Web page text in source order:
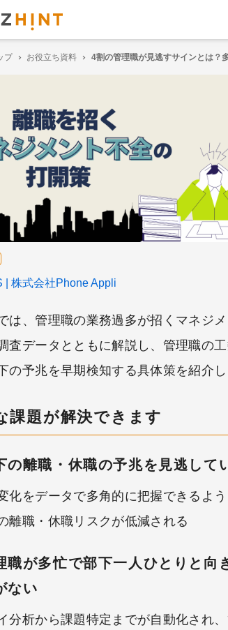
プ お役立ち資料 4割の管理職が見逃すサインとは？
は、管理職の業務過多が招くマネジ
査データとともに解説し、管理職の
の予兆を早期検知する具体策を紹介し
課題が解決できます
の離職・休職の予兆を見逃して
化をデータで多角的に把握できるよ
離職・休職リスクが低減される
職が多忙で部下一人ひとりと向
ない
分析から課題特定までが自動化され
株式会社Phone Appli